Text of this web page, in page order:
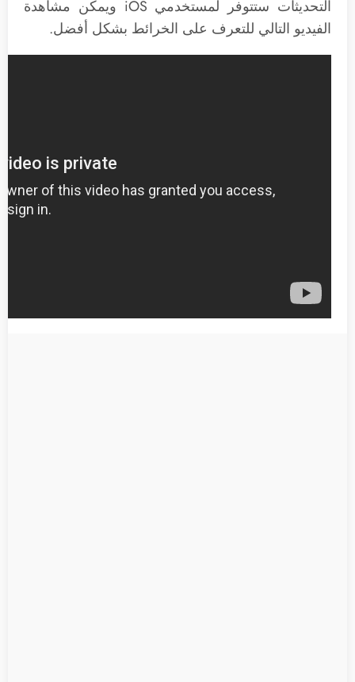
التحديثات ستتوفر لمستخدمي iOS ويمكن مشاهدة
الفيديو التالي للتعرف على الخرائط بشكل أفضل.